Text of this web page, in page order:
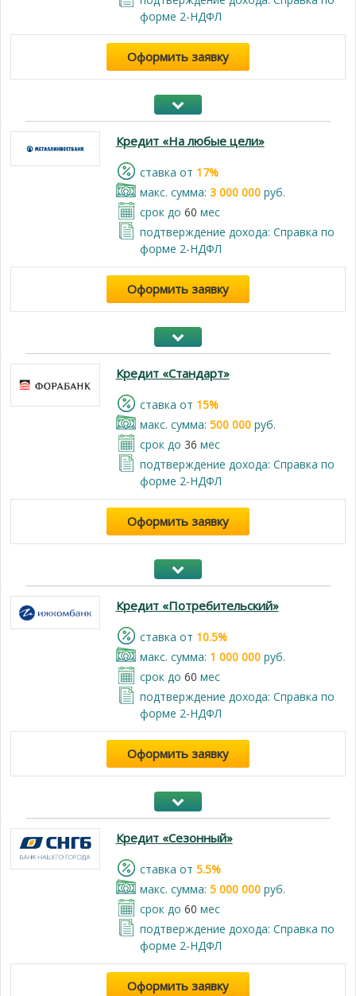
форме 2-НДФЛ
Оформить заявку
Кредит «На любые цели»
cтавка от 17%
макс. сумма: 3 000 000руб.
срок до 60 мес
подтверждение дохода: Справка по
форме 2-НДФЛ
Оформить заявку
Кредит «Стандарт»
cтавка от 15%
макс. сумма: 500 000руб.
срок до 36 мес
подтверждение дохода: Справка по
форме 2-НДФЛ
Оформить заявку
Кредит «Потребительский»
cтавка от 10.5%
макс. сумма: 1 000 000руб.
срок до 60 мес
подтверждение дохода: Справка по
форме 2-НДФЛ
Оформить заявку
Кредит «Сезонный»
cтавка от 5.5%
макс. сумма: 5 000 000руб.
срок до 60 мес
подтверждение дохода: Справка по
форме 2-НДФЛ
Оформить заявку